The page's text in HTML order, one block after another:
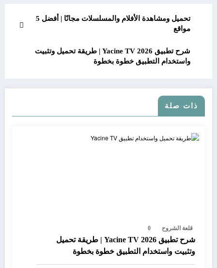
تحميل ومشاهدة الأفلام والمسلسلات مجانًا | أفضل 5
مواقع
شرح تطبيق Yacine TV 2026 | طريقة تحميل وتثبيت
واستخدام التطبيق خطوة بخطوة
ذات صلة
قلعة الشروح 0
شرح تطبيق Yacine TV 2026 | طريقة تحميل
وتثبيت واستخدام التطبيق خطوة بخطوة